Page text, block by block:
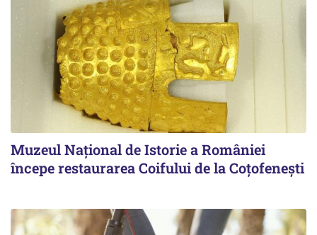
Muzeul Național de Istorie a României
începe restaurarea Coifului de la Coțofenești